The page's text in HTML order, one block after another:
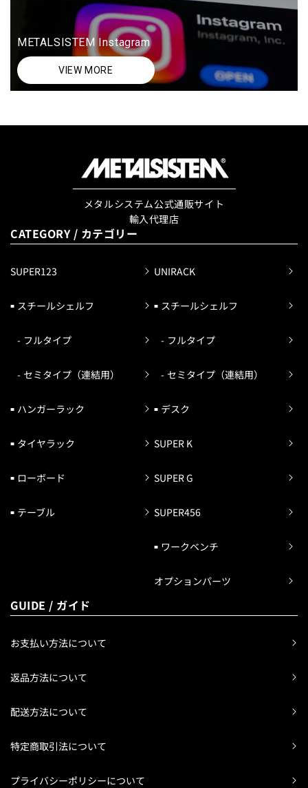
METALSISTEM Instagram
VIEW MORE
メタルシステム公式通販サイト
輸入代理店
CATEGORY / カテゴリー
SUPER123
スチールシェルフ
フルタイプ
セミタイプ（連結用）
ハンガーラック
タイヤラック
ローボード
テーブル
UNIRACK
スチールシェルフ
フルタイプ
セミタイプ（連結用）
デスク
SUPER K
SUPER G
SUPER456
ワークベンチ
オプションパーツ
GUIDE / ガイド
お支払い方法について
返品方法について
配送方法について
特定商取引法について
プライバシーポリシーについて